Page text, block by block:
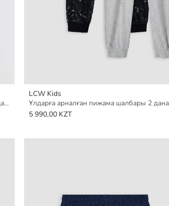
принтті ұлдарға арналған пижама шолақ шалбар 2 данадан тұратын
LCW Kids
Ұлдарға арналған пижама шалбары 2
5 990,00 KZT